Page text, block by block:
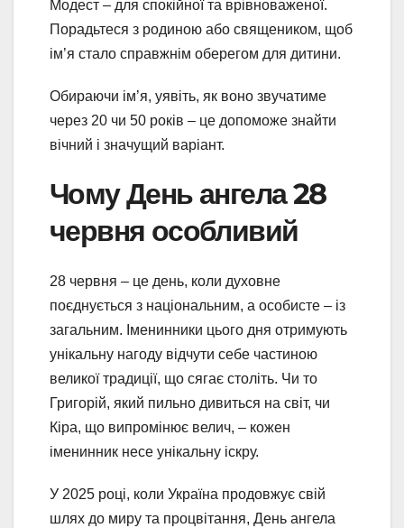
Модест – для спокійної та врівноваженої.
Порадьтеся з родиною або священиком, щоб
ім’я стало справжнім оберегом для дитини.
Обираючи ім’я, уявіть, як воно звучатиме
через 20 чи 50 років – це допоможе знайти
вічний і значущий варіант.
Чому День ангела 28
червня особливий
28 червня – це день, коли духовне
поєднується з національним, а особисте – із
загальним. Іменинники цього дня отримують
унікальну нагоду відчути себе частиною
великої традиції, що сягає століть. Чи то
Григорій, який пильно дивиться на світ, чи
Кіра, що випромінює велич, – кожен
іменинник несе унікальну іскру.
У 2025 році, коли Україна продовжує свій
шлях до миру та процвітання, День ангела